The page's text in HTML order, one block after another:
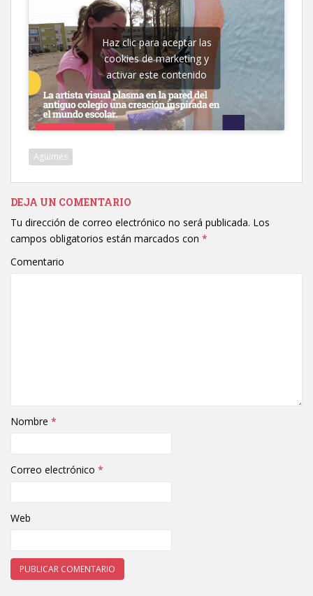
Haz clic para aceptar las
cookies de marketing y
activar este contenido
Agüimes
DEJA UN COMENTARIO
Tu dirección de correo electrónico no será publicada. Los
campos obligatorios están marcados con *
Comentario
Nombre *
Correo electrónico *
Web